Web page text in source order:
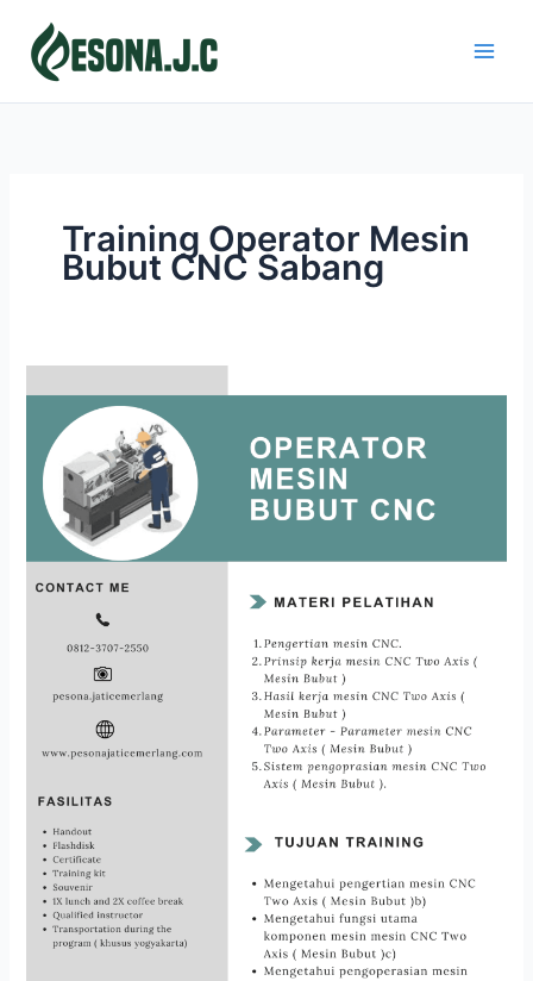
content
Training Operator Mesin
Bubut CNC Sabang
BUBUT
CNC